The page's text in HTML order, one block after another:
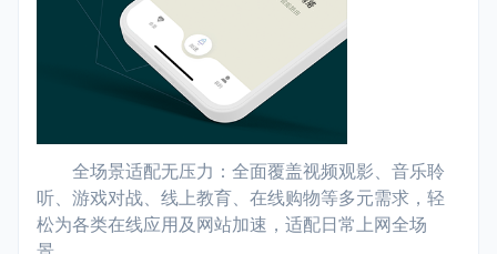
全场景适配无压力：全面覆盖视频观影、音乐聆
听、游戏对战、线上教育、在线购物等多元需求，轻
松为各类在线应用及网站加速，适配日常上网全场